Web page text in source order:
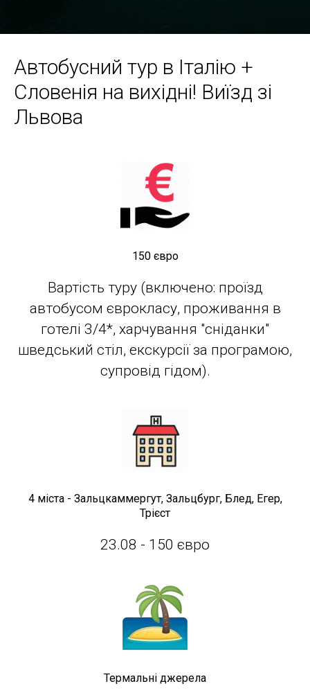
Автобусний тур в Італію +
Словенія на вихідні! Виїзд зі
Львова
150 євро
Вартість туру (включено: проїзд
автобусом єврокласу, проживання в
готелі 3/4*, харчування "сніданки"
шведський стіл, екскурсії за програмою,
супровід гідом).
4 міста - Зальцкаммергут, Зальцбург, Блед, Егер,
Трієст
23.08 - 150 євро
Термальні джерела